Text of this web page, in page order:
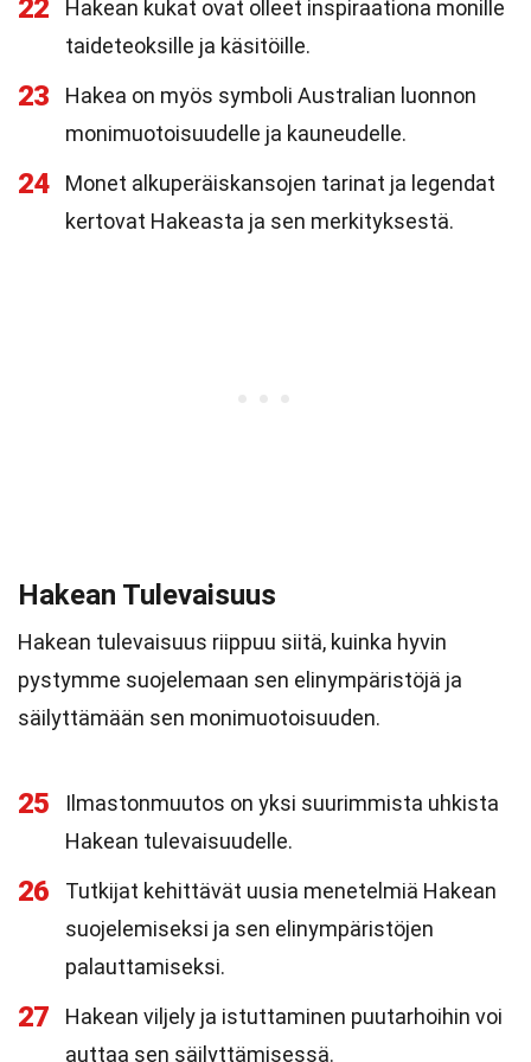
22
Hakean kukat ovat olleet inspiraationa monille
taideteoksille ja käsitöille.
23
Hakea on myös symboli Australian luonnon
monimuotoisuudelle ja kauneudelle.
24
Monet alkuperäiskansojen tarinat ja legendat
kertovat Hakeasta ja sen merkityksestä.
Hakean Tulevaisuus
Hakean tulevaisuus riippuu siitä, kuinka hyvin
pystymme suojelemaan sen elinympäristöjä ja
säilyttämään sen monimuotoisuuden.
25
Ilmastonmuutos on yksi suurimmista uhkista
Hakean tulevaisuudelle.
26
Tutkijat kehittävät uusia menetelmiä Hakean
suojelemiseksi ja sen elinympäristöjen
palauttamiseksi.
27
Hakean viljely ja istuttaminen puutarhoihin voi
auttaa sen säilyttämisessä.